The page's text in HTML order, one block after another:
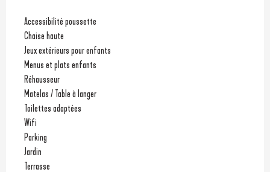
Accessibilité poussette
Chaise haute
Jeux extérieurs pour enfants
Menus et plats enfants
Réhausseur
Matelas / Table à langer
Toilettes adaptées
Wifi
Parking
Jardin
Terrasse